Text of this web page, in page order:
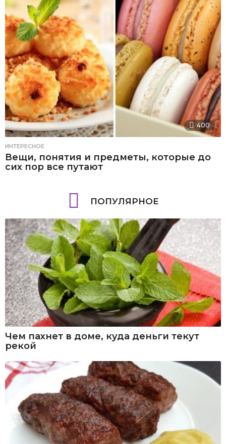
400
ИНТЕРЕСНОЕ
Вещи, понятия и предметы, которые до
сих пор все путают
ПОПУЛЯРНОЕ
Чем пахнет в доме, куда деньги текут
рекой